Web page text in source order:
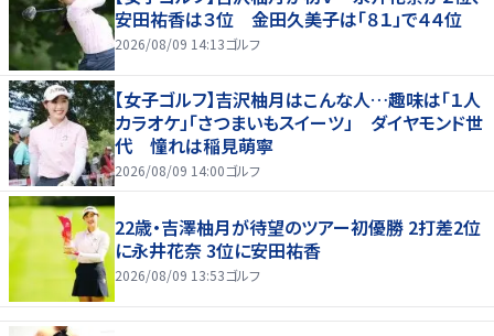
安田祐香は３位 金田久美子は「８１」で４４位
2026/08/09 14:13ゴルフ
【女子ゴルフ】吉沢柚月はこんな人…趣味は「１人
カラオケ」「さつまいもスイーツ」 ダイヤモンド世
代 憧れは稲見萌寧
2026/08/09 14:00ゴルフ
22歳・吉澤柚月が待望のツアー初優勝 2打差2位
に永井花奈 3位に安田祐香
2026/08/09 13:53ゴルフ